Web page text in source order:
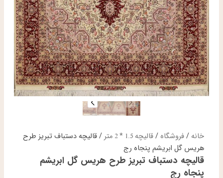
خانه /فروشگاه/قالیچه 1.5 * 2 متر
/ قالیچه دستباف تبریز طرح
هریس گل ابریشم پنجاه رج
قالیچه دستباف تبریز طرح هریس گل ابریشم
پنجاه رج